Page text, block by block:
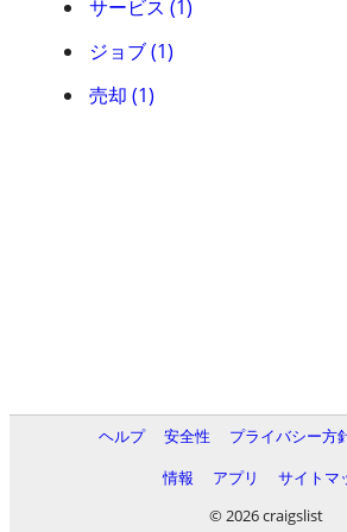
サービス (1)
ジョブ (1)
売却 (1)
ヘルプ 安全性 プライバシー方
情報
アプリ
サイトマ
© 2026 craigslist